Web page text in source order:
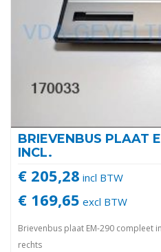
BRIEVENBUS PLAAT
INCL.
€ 205,28 incl BTW
€ 169,65 excl BTW
Brievenbus plaat EM-290 compleet
rechts